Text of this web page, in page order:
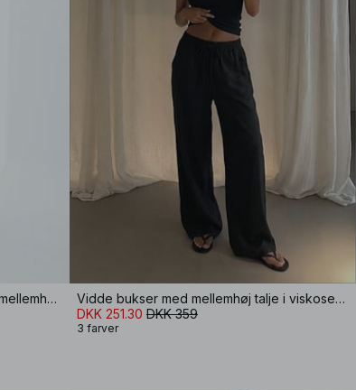
Lange jeans med smal pasform og mellemhøj talje
Vidde bukser med mellemhøj talje i viskoseblanding
DKK 251.30 DKK 359
3 farver